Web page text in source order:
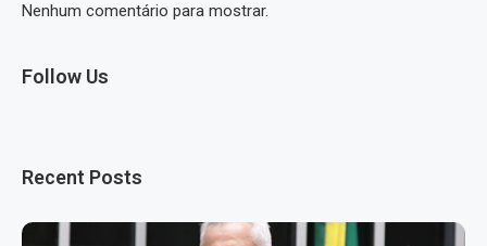
Nenhum comentário para mostrar.
Follow Us
Recent Posts